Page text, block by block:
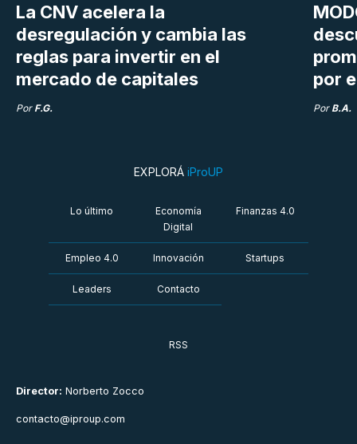
La CNV acelera la
desregulación y cambia las
reglas para invertir en el
mercado de capitales
Por F.G.
por
Por B.A.
Director: Norberto Zocco
contacto@iproup.com
EXPLORÁ iProUP
Lo último
Economía
Digital
Finanzas 4.0
Empleo 4.0 Innovación Startups
Leaders Contacto
RSS